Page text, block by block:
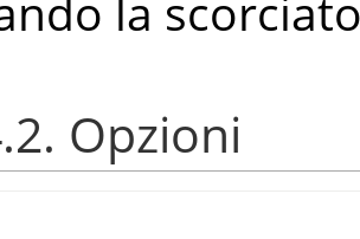
Opzioni